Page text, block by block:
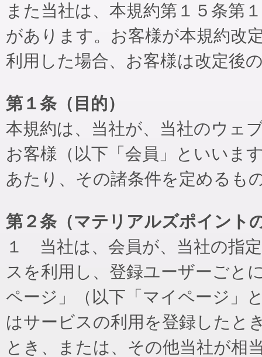
また当社は、本規約第１５条第
があります。お客様が本規約改
利用した場合、お客様は改定後
第１条（目的）
本規約は、当社が、当社のウェ
お客様（以下「会員」といいま
あたり、その諸条件を定めるも
第２条（マテリアルズポイント
１ 当社は、会員が、当社の指
スを利用し、登録ユーザーごと
ページ」（以下「マイページ」
はサービスの利用を登録したと
とき、または、その他当社が相